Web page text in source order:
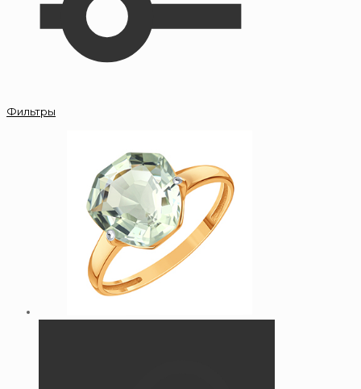
Фильтры